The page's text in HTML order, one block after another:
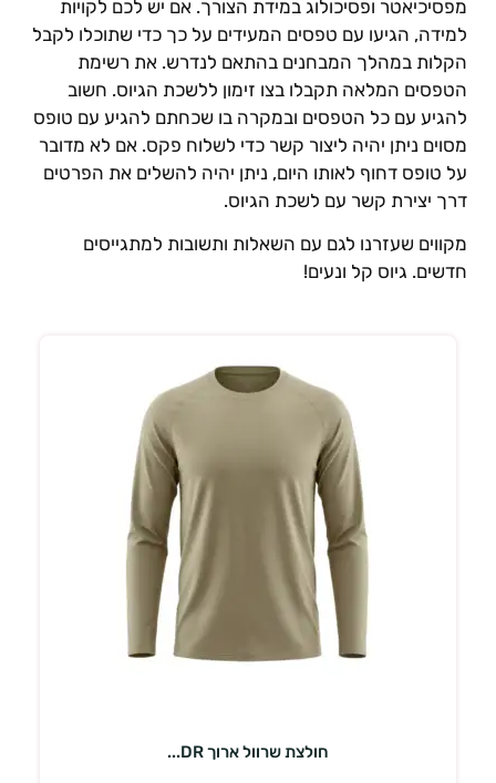
ופסיכולוג במידת הצורך. אם יש לכם לקויות
הגיעו עם טפסים המעידים על כך כדי שתוכלו לקבל
במהלך המבחנים בהתאם לנדרש. את רשימת
המלאה תקבלו בצו זימון ללשכת הגיוס. חשוב
עם כל הטפסים ובמקרה בו שכחתם להגיע עם טופס
ניתן יהיה ליצור קשר כדי לשלוח פקס. אם לא מדובר
טופס דחוף לאותו היום, ניתן יהיה להשלים את הפרטים
יצירת קשר עם לשכת הגיוס.
שעזרנו לגם עם השאלות ותשובות למתגייסים
גיוס קל ונעים!
חולצת שרוול ארוך DR...